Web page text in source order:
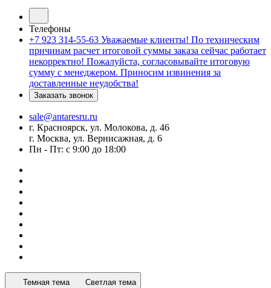
Телефоны
+7 923 314-55-63 Уважаемые клиенты! По техническим
причинам расчет итоговой суммы заказа сейчас работает
некорректно! Пожалуйста, согласовывайте итоговую
сумму с менеджером. Приносим извинения за
доставленные неудобства!
Заказать звонок
sale@antaresru.ru
г. Красноярск, ул. Молокова, д. 46
г. Москва, ул. Вернисажная, д. 6
Пн - Пт: с 9:00 до 18:00
Темная тема Светлая тема